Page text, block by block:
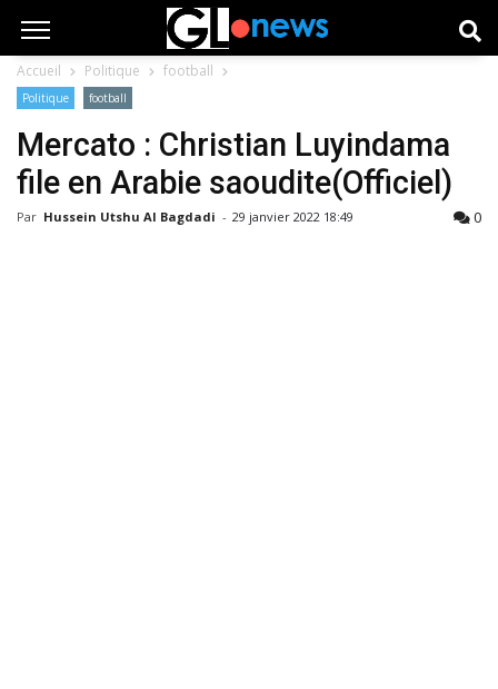
Accueil Politique football
Politique football
Mercato : Christian Luyindama
file en Arabie saoudite(Officiel)
Par Hussein Utshu Al Bagdadi - 29 janvier 2022 18:49 0